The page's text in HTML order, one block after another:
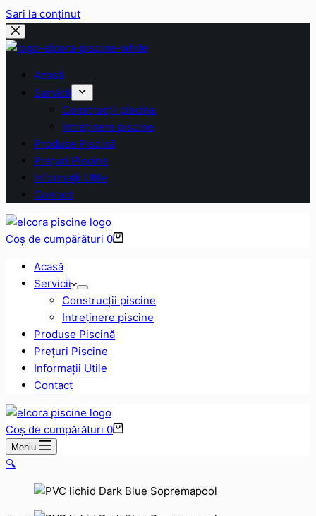
Sari la conținut
Acasă
Servicii
Construcții piscine
Intreținere piscine
Produse Piscină
Prețuri Piscine
Informații Utile
Contact
Coș de cumpărături 0
Acasă
Servicii
Construcții piscine
Intreținere piscine
Produse Piscină
Prețuri Piscine
Informații Utile
Contact
Coș de cumpărături 0
Meniu
🔍